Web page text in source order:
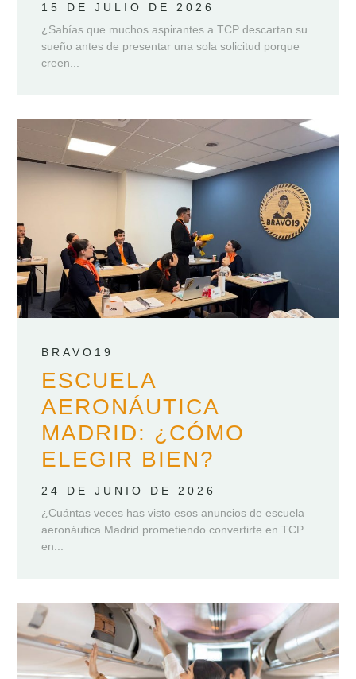
15 DE JULIO DE 2026
¿Sabías que muchos aspirantes a TCP descartan su
sueño antes de presentar una sola solicitud porque
creen...
BRAVO19
ESCUELA
AERONÁUTICA
MADRID: ¿CÓMO
ELEGIR BIEN?
24 DE JUNIO DE 2026
¿Cuántas veces has visto esos anuncios de escuela
aeronáutica Madrid prometiendo convertirte en TCP
en...